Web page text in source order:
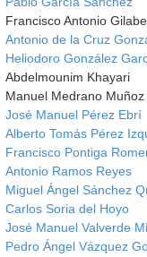
Francisco Antonio
Antonio de la Cruz
Heliodoro González
Abdelmounim Khayari
Manuel Medrano Muñoz
José Manuel Pérez Ebrí
Alberto Tomás Pérez
Francisco Pontiga
Antonio Ramos Reyes
Miguel Ángel Sánchez
Carlos Soria del Hoyo
José Manuel Valverde
Pedro Ángel Vázquez